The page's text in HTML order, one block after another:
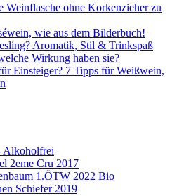
Weinflasche ohne Korkenzieher zu
wie aus dem Bilderbuch!
Aromatik, Stil & Trinkspaß
Wirkung haben sie?
Einsteiger? 7 Tipps für Weißwein,
Alkoholfrei
2eme Cru 2017
1.ÖTW 2022 Bio
Schiefer 2019